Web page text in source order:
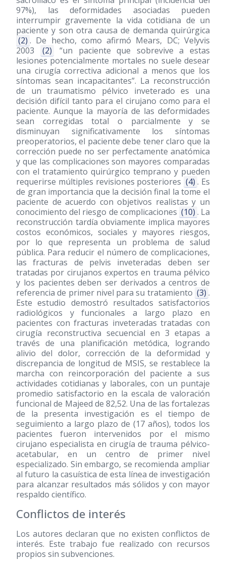
97%), las deformidades asociadas pueden
interrumpir gravemente la vida cotidiana de un
paciente y son otra causa de demanda quirúrgica
(2) . De hecho, como afirmó Mears, DC; Velyvis
2003
(2)
“un paciente que sobrevive a estas
lesiones potencialmente mortales no suele desear
una cirugía correctiva adicional a menos que los
síntomas sean incapacitantes”. La reconstrucción
de un traumatismo pélvico inveterado es una
decisión difícil tanto para el cirujano como para el
paciente. Aunque la mayoría de las deformidades
sean corregidas total o parcialmente y se
disminuyan significativamente los síntomas
preoperatorios, el paciente debe tener claro que la
corrección puede no ser perfectamente anatómica
y que las complicaciones son mayores comparadas
con el tratamiento quirúrgico temprano y pueden
requerirse múltiples revisiones posteriores (4) . Es
de gran importancia que la decisión final la tome el
paciente de acuerdo con objetivos realistas y un
conocimiento del riesgo de complicaciones (10) . La
reconstrucción tardía obviamente implica mayores
costos económicos, sociales y mayores riesgos,
por lo que representa un problema de salud
pública. Para reducir el número de complicaciones,
las fracturas de pelvis inveteradas deben ser
tratadas por cirujanos expertos en trauma pélvico
y los pacientes deben ser derivados a centros de
referencia de primer nivel para su tratamiento (3) .
Este estudio demostró resultados satisfactorios
radiológicos y funcionales a largo plazo en
pacientes con fracturas inveteradas tratadas con
cirugía reconstructiva secuencial en 3 etapas a
través de una planificación metódica, logrando
alivio del dolor, corrección de la deformidad y
discrepancia de longitud de MSIS, se restablece la
marcha con reincorporación del paciente a sus
actividades cotidianas y laborales, con un puntaje
promedio satisfactorio en la escala de valoración
funcional de Majeed de 82,52. Una de las fortalezas
de la presenta investigación es el tiempo de
seguimiento a largo plazo de (17 años), todos los
pacientes fueron intervenidos por el mismo
cirujano especialista en cirugía de trauma pélvico-
acetabular, en un centro de primer nivel
especializado. Sin embargo, se recomienda ampliar
al futuro la casuística de esta línea de investigación
para alcanzar resultados más sólidos y con mayor
respaldo científico.
Conflictos de interés
Los autores declaran que no existen conflictos de
interés. Este trabajo fue realizado con recursos
propios sin subvenciones.